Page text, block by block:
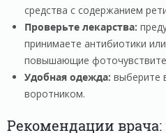
средства с содержанием
Проверьте лекарства:
принимаете антибиотики
повышающие
Удобная одежда: выберите
воротником.
Рекомендации врача: